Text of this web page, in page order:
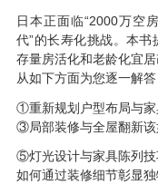
日本正面临“2000万空
代”的长寿化挑战。本书
存量房活化和老龄化宜
从如下方面为您逐一解答
①重新规划户型布局与
③局部装修与全屋翻新
⑤灯光设计与家具陈列
如何通过装修细节彰显独